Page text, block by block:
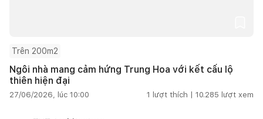
Trên 200m2
Ngôi nhà mang cảm hứng Trung Hoa với kết cấu lộ
thiên hiện đại
27/06/2026, lúc 10:00 1 lượt thích | 10.285 lượt xem